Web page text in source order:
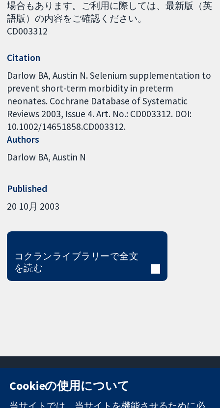
場合もあります。ご利用に際しては、最新版（英
語版）の内容をご確認ください。
CD003312
Citation
Darlow BA, Austin N. Selenium supplementation to
prevent short-term morbidity in preterm
neonates. Cochrane Database of Systematic
Reviews 2003, Issue 4. Art. No.: CD003312. DOI:
10.1002/14651858.CD003312.
Authors
Darlow BA Austin N
Published
20 10月 2003
コクランライブラリーで全文
を読む
11-13 Cavendish
お問い合わせ
Cookieの使用について
当サイトでは、当サイトを機能させるために必